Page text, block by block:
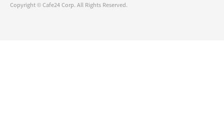
Copyright © Cafe24 Corp. All Rights Reserved.